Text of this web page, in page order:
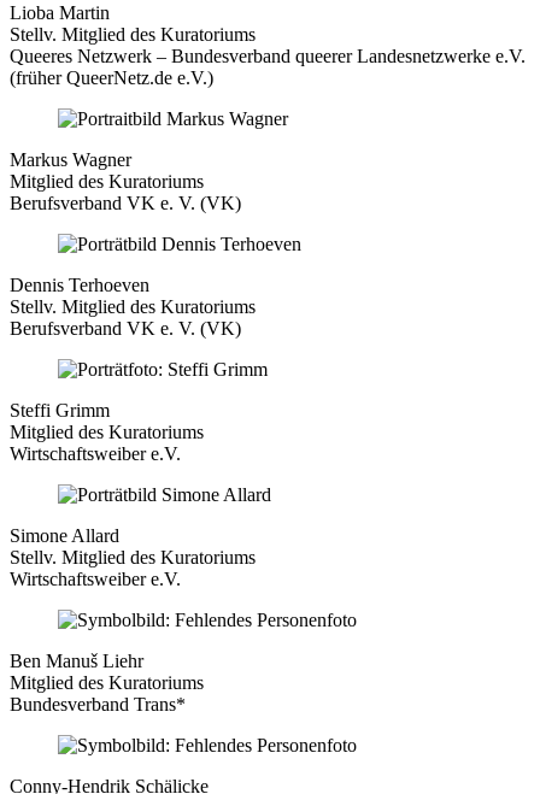
Lioba Martin
Stellv. Mitglied des Kuratoriums
Queeres Netzwerk – Bundesverband queerer Landesnetzwerke e.V.
(früher QueerNetz.de e.V.)
Markus Wagner
Mitglied des Kuratoriums
Berufsverband VK e. V. (VK)
Dennis Terhoeven
Stellv. Mitglied des Kuratoriums
Berufsverband VK e. V. (VK)
Steffi Grimm
Mitglied des Kuratoriums
Wirtschaftsweiber e.V.
Simone Allard
Stellv. Mitglied des Kuratoriums
Wirtschaftsweiber e.V.
Ben Manuš Liehr
Mitglied des Kuratoriums
Bundesverband Trans*
Conny-Hendrik Schälicke